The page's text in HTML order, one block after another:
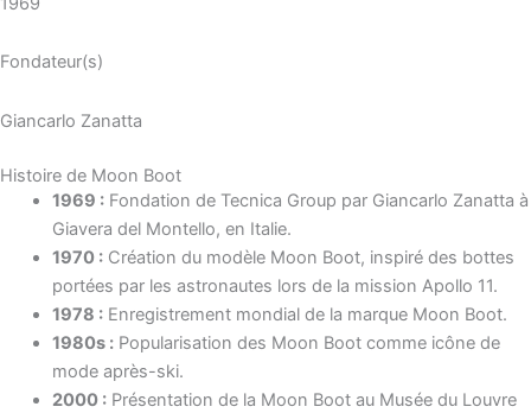
Fondateur(s)
Giancarlo Zanatta
Histoire de Moon Boot
1969 :Fondation de Tecnica Group par Giancarlo Zanatta à
Giavera del Montello, en Italie.
1970 :Création du modèle Moon Boot, inspiré des bottes
portées par les astronautes lors de la mission Apollo 11.
1978 :Enregistrement mondial de la marque Moon Boot.
1980s :Popularisation des Moon Boot comme icône de
mode après-ski.
2000 :Présentation de la Moon Boot au Musée du Louvre